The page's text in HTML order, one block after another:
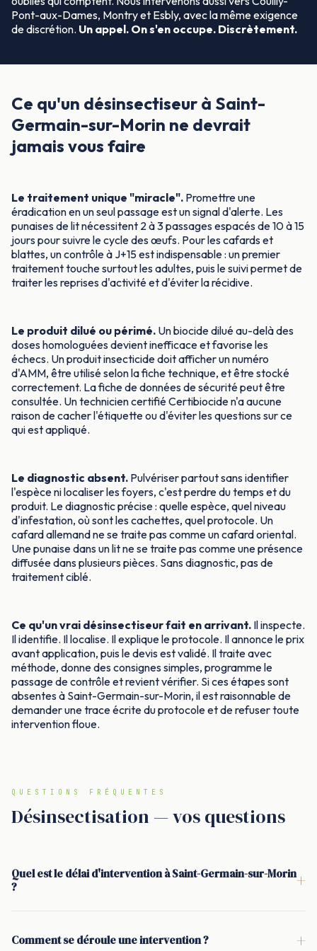
Pont-aux-Dames, Montry et Esbly, avec la même exigence
de discrétion. Un appel. On s'en occupe. Discrètement.
Ce qu'un désinsectiseur à Saint-
Germain-sur-Morin ne devrait
jamais vous faire
Le traitement unique "miracle". Promettre une
éradication en un seul passage est un signal d'alerte. Les
punaises de lit nécessitent 2 à 3 passages espacés de 10 à 15
jours pour suivre le cycle des œufs. Pour les cafards et
blattes, un contrôle à J+15 est indispensable : un premier
traitement touche surtout les adultes, puis le suivi permet de
traiter les reprises d'activité et d'éviter la récidive.
Le produit dilué ou périmé. Un biocide dilué au-delà des
doses homologuées devient inefficace et favorise les
échecs. Un produit insecticide doit afficher un numéro
d'AMM, être utilisé selon la fiche technique, et être stocké
correctement. La fiche de données de sécurité peut être
consultée. Un technicien certifié Certibiocide n'a aucune
raison de cacher l'étiquette ou d'éviter les questions sur ce
qui est appliqué.
Le diagnostic absent. Pulvériser partout sans identifier
l'espèce ni localiser les foyers, c'est perdre du temps et du
produit. Le diagnostic précise : quelle espèce, quel niveau
d'infestation, où sont les cachettes, quel protocole. Un
cafard allemand ne se traite pas comme un cafard oriental.
Une punaise dans un lit ne se traite pas comme une présence
diffusée dans plusieurs pièces. Sans diagnostic, pas de
traitement ciblé.
Ce qu'un vrai désinsectiseur fait en arrivant. Il inspecte.
Il identifie. Il localise. Il explique le protocole. Il annonce le prix
avant application, puis le devis est validé. Il traite avec
méthode, donne des consignes simples, programme le
passage de contrôle et revient vérifier. Si ces étapes sont
absentes à Saint-Germain-sur-Morin, il est raisonnable de
demander une trace écrite du protocole et de refuser toute
intervention floue.
QUESTIONS FRÉQUENTES
Désinsectisation — vos questions
Quel est le délai d'intervention à Saint-Germain-sur-Morin
?
+
guêpes ou de frelons proche d'une zone de vie, ou une
Comment se déroule une intervention ? +